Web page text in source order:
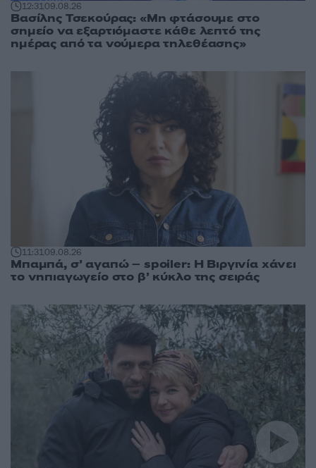
12:3109.08.26
Βασίλης Τσεκούρας: «Μη φτάσουμε στο
σημείο να εξαρτιόμαστε κάθε λεπτό της
ημέρας από τα νούμερα τηλεθέασης»
11:3109.08.26
Μπαμπά, σ’ αγαπώ – spoiler: Η Βιργινία χάνει
το νηπιαγωγείο στο β’ κύκλο της σειράς